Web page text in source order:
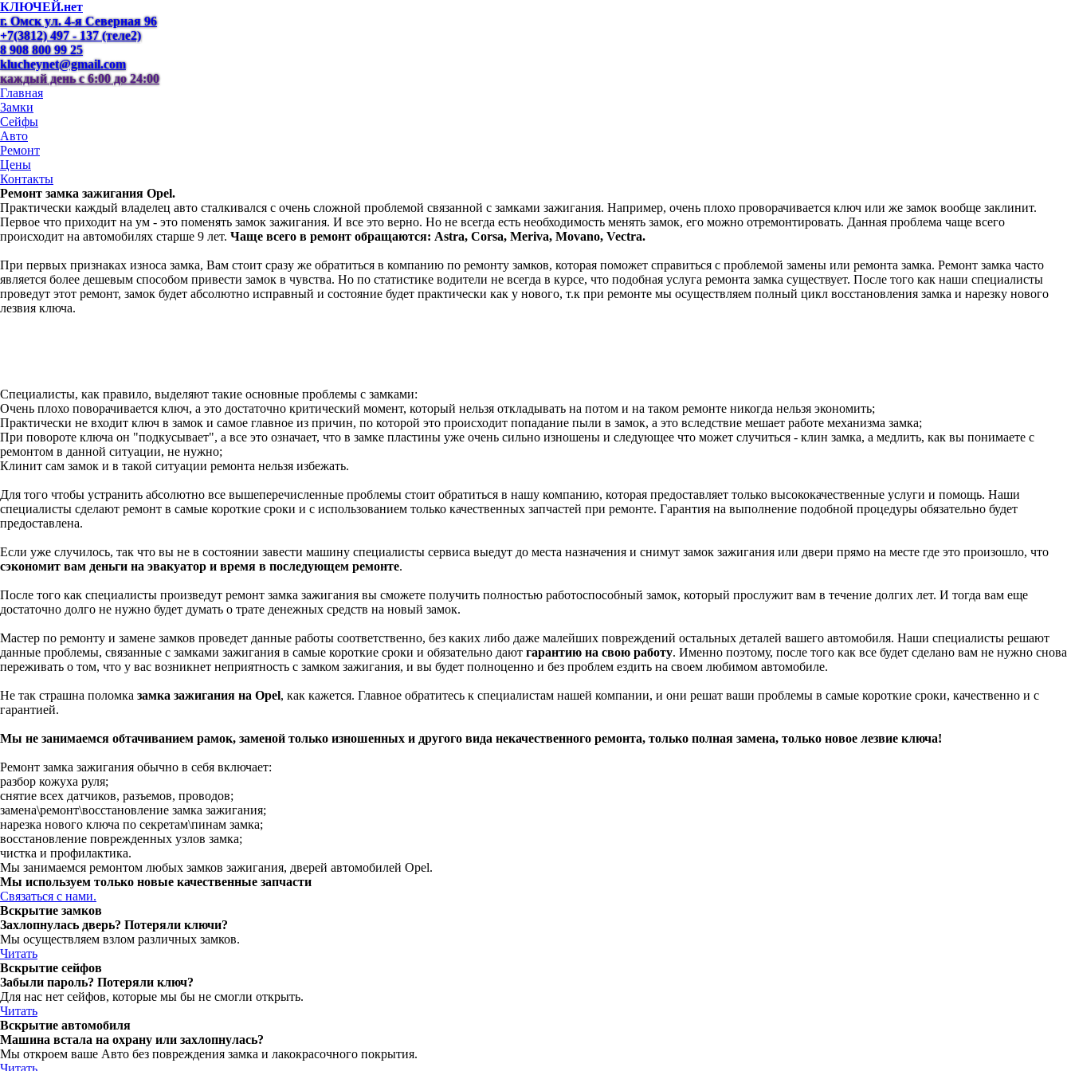
КЛЮЧЕЙ.нет
г. Омск ул. 4-я Северная 96
+7(3812) 497 - 137 (теле2)
8 908 800 99 25
klucheynet@gmail.com
каждый день с 6:00 до 24:00
Главная
Замки
Сейфы
Авто
Ремонт
Цены
Контакты
Ремонт замка зажигания Opel.
Практически каждый владелец авто сталкивался с очень сложной проблемой связанной с замками зажигания. Например, очень плохо проворачивается ключ или же замок вообще заклинит.
Первое что приходит на ум - это поменять замок зажигания. И все это верно. Но не всегда есть необходимость менять замок, его можно отремонтировать. Данная проблема чаще всего
происходит на автомобилях старше 9 лет. Чаще всего в ремонт обращаются: Astra, Corsa, Meriva, Movano, Vectra.
При первых признаках износа замка, Вам стоит сразу же обратиться в компанию по ремонту замков, которая поможет справиться с проблемой замены или ремонта замка. Ремонт замка часто
является более дешевым способом привести замок в чувства. Но по статистике водители не всегда в курсе, что подобная услуга ремонта замка существует. После того как наши специалисты
проведут этот ремонт, замок будет абсолютно исправный и состояние будет практически как у нового, т.к при ремонте мы осуществляем полный цикл восстановления замка и нарезку нового
лезвия ключа.
Специалисты, как правило, выделяют такие основные проблемы с замками:
Очень плохо поворачивается ключ, а это достаточно критический момент, который нельзя откладывать на потом и на таком ремонте никогда нельзя экономить;
Практически не входит ключ в замок и самое главное из причин, по которой это происходит попадание пыли в замок, а это вследствие мешает работе механизма замка;
При повороте ключа он "подкусывает", а все это означает, что в замке пластины уже очень сильно изношены и следующее что может случиться - клин замка, а медлить, как вы понимаете с
ремонтом в данной ситуации, не нужно;
Клинит сам замок и в такой ситуации ремонта нельзя избежать.
Для того чтобы устранить абсолютно все вышеперечисленные проблемы стоит обратиться в нашу компанию, которая предоставляет только высококачественные услуги и помощь. Наши
специалисты сделают ремонт в самые короткие сроки и с использованием только качественных запчастей при ремонте. Гарантия на выполнение подобной процедуры обязательно будет
предоставлена.
Если уже случилось, так что вы не в состоянии завести машину специалисты сервиса выедут до места назначения и снимут замок зажигания или двери прямо на месте где это произошло, что
сэкономит вам деньги на эвакуатор и время в последующем ремонте.
После того как специалисты произведут ремонт замка зажигания вы сможете получить полностью работоспособный замок, который прослужит вам в течение долгих лет. И тогда вам еще
достаточно долго не нужно будет думать о трате денежных средств на новый замок.
Мастер по ремонту и замене замков проведет данные работы соответственно, без каких либо даже малейших повреждений остальных деталей вашего автомобиля. Наши специалисты решают
данные проблемы, связанные с замками зажигания в самые короткие сроки и обязательно дают гарантию на свою работу. Именно поэтому, после того как все будет сделано вам не нужно снова
переживать о том, что у вас возникнет неприятность с замком зажигания, и вы будет полноценно и без проблем ездить на своем любимом автомобиле.
Не так страшна поломка замка зажигания на Opel, как кажется. Главное обратитесь к специалистам нашей компании, и они решат ваши проблемы в самые короткие сроки, качественно и с
гарантией.
Мы не занимаемся обтачиванием рамок, заменой только изношенных и другого вида некачественного ремонта, только полная замена, только новое лезвие ключа!
Ремонт замка зажигания обычно в себя включает:
разбор кожуха руля;
снятие всех датчиков, разъемов, проводов;
замена\ремонт\восстановление замка зажигания;
нарезка нового ключа по секретам\пинам замка;
восстановление поврежденных узлов замка;
чистка и профилактика.
Мы занимаемся ремонтом любых замков зажигания, дверей автомобилей Opel.
Мы используем только новые качественные запчасти
Связаться с нами.
Вскрытие замков
Захлопнулась дверь? Потеряли ключи?
Мы осуществляем взлом различных замков.
Читать
Вскрытие сейфов
Забыли пароль? Потеряли ключ?
Для нас нет сейфов, которые мы бы не смогли открыть.
Читать
Вскрытие автомобиля
Машина встала на охрану или захлопнулась?
Мы откроем ваше Авто без повреждения замка и лакокрасочного покрытия.
Читать